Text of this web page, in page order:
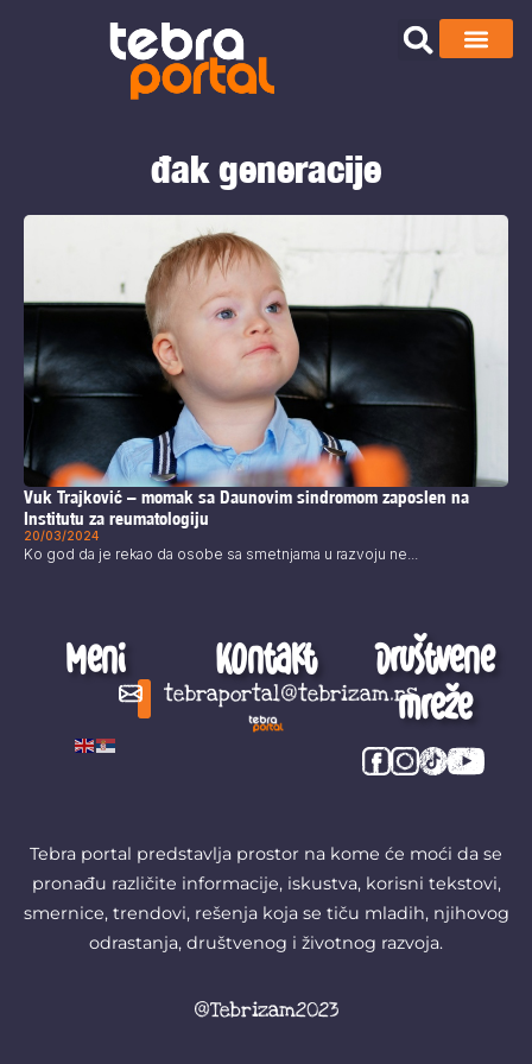
đak generacije
Vuk Trajković – momak sa Daunovim sindromom zaposlen na
Institutu za reumatologiju
20/03/2024
Ko god da je rekao da osobe sa smetnjama u razvoju ne...
Meni Kontakt
tebraportal@tebrizam.rs
Društvene
mreže
Tebra portal predstavlja prostor na kome će moći da se
pronađu različite informacije, iskustva, korisni tekstovi,
smernice, trendovi, rešenja koja se tiču mladih, njihovog
odrastanja, društvenog i životnog razvoja.
@Tebrizam2023